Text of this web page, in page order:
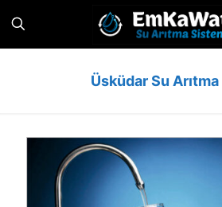
Üsküdar Su Arıtma